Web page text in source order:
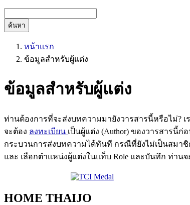
ค้นหา
หน้าแรก
ข้อมูลสำหรับผู้แต่ง
ข้อมูลสำหรับผู้แต่ง
ท่านต้องการที่จะส่งบทความมายังวารสารนี้หรือไม่?
จะต้อง ลงทะเบียน เป็นผู้แต่ง (Author) ของวารสารนี้
กระบวนการส่งบทความได้ทันที กรณีที่ยังไม่เป็นสมาชิ
และ เลือกตำแหน่งผู้แต่งในแท็บ Role และบันทึก ท่าน
HOME THAIJO